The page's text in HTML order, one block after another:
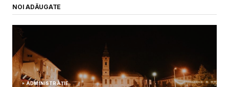
NOI ADĂUGATE
ADMINISTRAȚIE